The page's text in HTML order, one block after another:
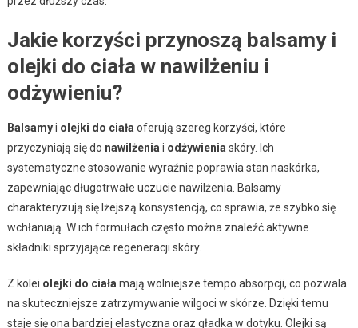
Jakie korzyści przynoszą balsamy i
olejki do ciała w nawilżeniu i
odżywieniu?
Balsamyi olejki do ciała oferują szereg korzyści, które
przyczyniają się do nawilżenia i odżywienia skóry. Ich
systematyczne stosowanie wyraźnie poprawia stan naskórka,
zapewniając długotrwałe uczucie nawilżenia. Balsamy
charakteryzują się lżejszą konsystencją, co sprawia, że szybko się
wchłaniają. W ich formułach często można znaleźć aktywne
składniki sprzyjające regeneracji skóry.
Z kolei olejki do ciała mają wolniejsze tempo absorpcji, co pozwala
na skuteczniejsze zatrzymywanie wilgoci w skórze. Dzięki temu
staje się ona bardziej elastyczna oraz gładka w dotyku. Olejki są